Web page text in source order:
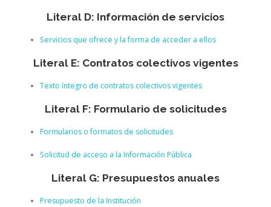
Literal D: Información de servicios
Servicios que ofrece y la forma de acceder a ellos
Literal E: Contratos colectivos vigentes
Texto íntegro de contratos colectivos vigentes
Literal F: Formulario de solicitudes
Formularios o formatos de solicitudes
Solicitud de acceso a la Información Pública
Literal G: Presupuestos anuales
Presupuesto de la Institución